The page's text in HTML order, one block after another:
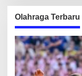
Olahraga Terbaru